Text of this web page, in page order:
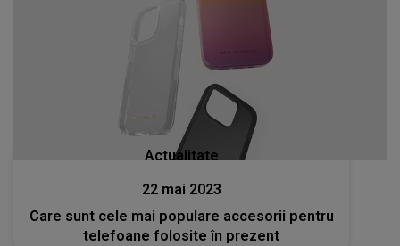
Actualitate
22 mai 2023
Care sunt cele mai populare accesorii pentru
telefoane folosite în prezent